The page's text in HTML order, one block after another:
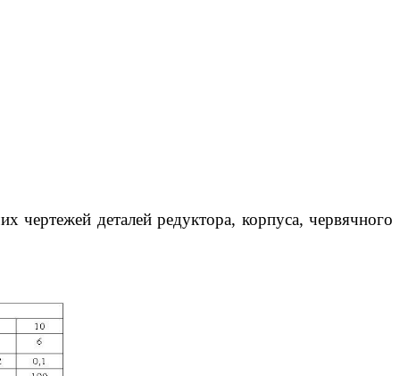
деталей редуктора, корпуса, червячного